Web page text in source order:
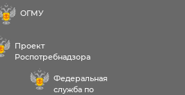
ОГМУ
Проект
Роспотребнадзора
РФ «Здоровое
питание» Федеральная
служба по